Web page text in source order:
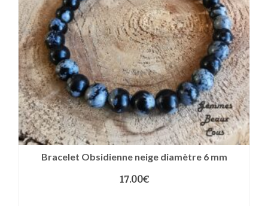
Bracelet Obsidienne neige diamètre 6 mm
17.00€